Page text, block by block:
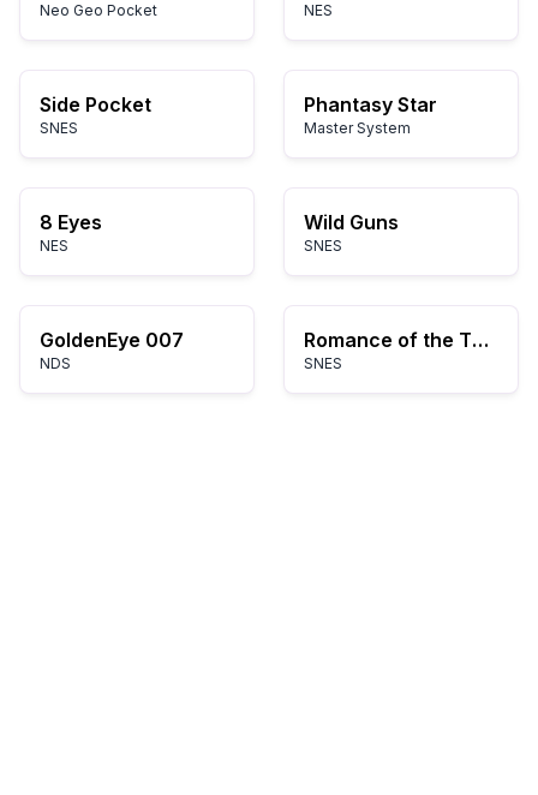
Neo Geo Pocket NES
Side Pocket
SNES
Phantasy Star
Master System
8 Eyes
NES
Wild Guns
SNES
GoldenEye 007
NDS
Romance of the Three Kingdoms III: Dragon of Destiny
SNES